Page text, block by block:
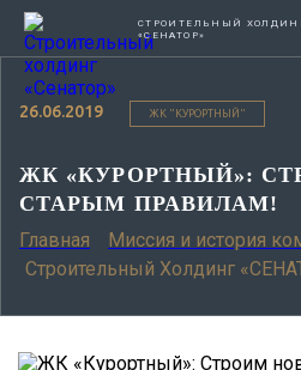
СТРОИТЕЛЬНЫЙ
«СЕНАТОР»
26.06.2019 ЖК "КУРОРТНЫЙ"
ЖК «КУРОРТНЫЙ»:
СТАРЫМ ПРАВИЛАМ!
Главная Миссия и история
Строительный Холдинг